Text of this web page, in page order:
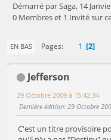
Démarré par Saga, 14
0 Membres et 1 Invité sur
EN BAS Pages 1 2
Jefferson
29 Octobre 2009 à 15:42:34
Dernière édition: 29 Octobre
C'est un titre provisoire